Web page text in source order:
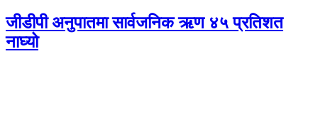
जीडीपी अनुपातमा सार्वजनिक ऋण ४५ प्रतिशत
नाघ्यो